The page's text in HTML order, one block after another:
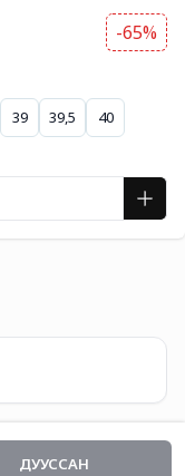
-65%
39 39,5
40
ДУУССАН